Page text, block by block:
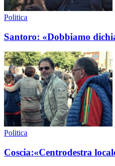
Politica
Santoro: «Dobbiamo
Politica
Coscia:«Centrodestra